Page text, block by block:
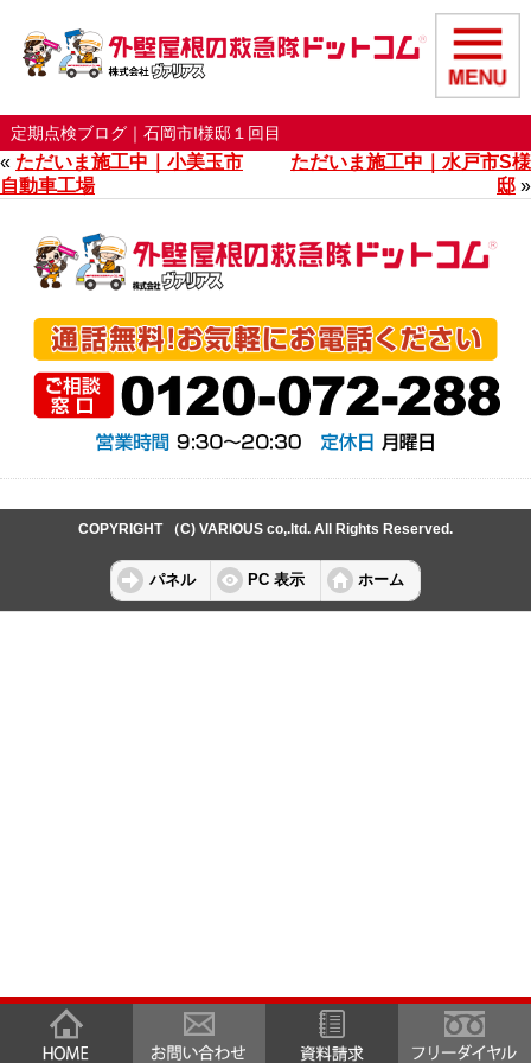
定期点検ブログ｜石岡市I様邸１回目
« ただいま施工中｜小美玉市
自動車工場
ただいま施工中｜水戸市S様
邸 »
COPYRIGHT （C) VARIOUS co,.ltd. All Rights Reserved.
パネル PC 表示 ホーム